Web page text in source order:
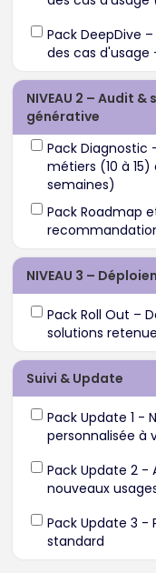
Pack DeepDive
des cas d'usage
NIVEAU 2 – Audit
générative
Pack Diagnostic
métiers (10 à
semaines)
Pack Roadmap et
NIVEAU 3 –
Pack Roll Out –
solutions
Suivi & Update
Pack Update 1 -
personnalisée à
Pack Update 2
nouveaux
Pack Update 3 -
standard